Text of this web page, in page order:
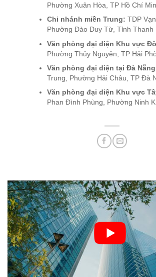
Phường Xuân Hòa, TP Hồ Chí
Chi nhánh miền Trung: TDP
Phường Đào Duy Từ, Tỉnh Thanh
Văn phòng đại diện Khu vực
Phường Thủy Nguyên, TP Hải
Văn phòng đại diện tại Đà
Trung, Phường Hải Châu, TP Đà
Văn phòng đại diện Khu vực
Phan Đình Phùng, Phường Ninh